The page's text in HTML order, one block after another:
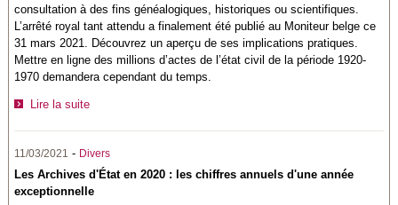
consultation à des fins généalogiques, historiques ou scientifiques.
L’arrêté royal tant attendu a finalement été publié au Moniteur belge ce
31 mars 2021. Découvrez un aperçu de ses implications pratiques.
Mettre en ligne des millions d’actes de l’état civil de la période 1920-
1970 demandera cependant du temps.
Lire la suite
11/03/2021 - Divers
Les Archives d'État en 2020 : les chiffres annuels d'une année
exceptionnelle